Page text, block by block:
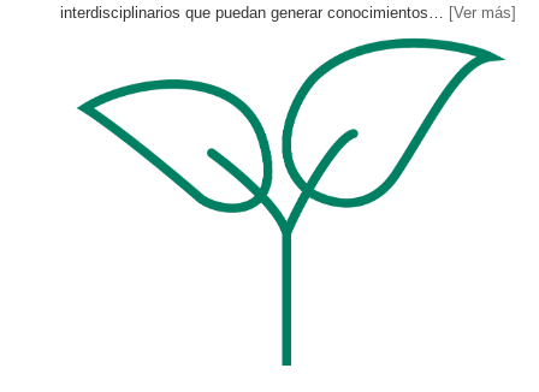
interdisciplinarios que puedan generar conocimientos
[Ver más]